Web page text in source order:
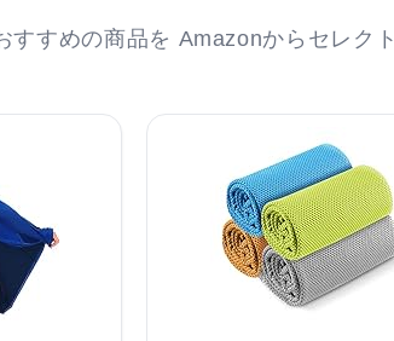
すすめの商品を Amazonからセレクト